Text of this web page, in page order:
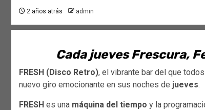
2 años atrás admin
Cada jueves Frescura,
FRESH (Disco Retro), el vibrante bar del que
nuevo giro emocionante en sus noches de jueves.
FRESH es una máquina del tiempo y la